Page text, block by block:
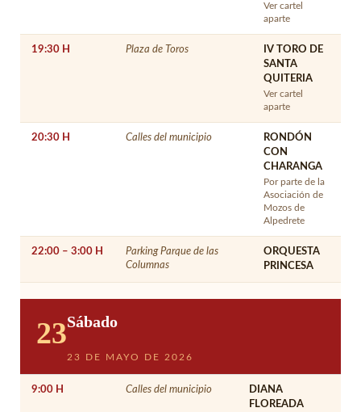
Ver cartel
aparte
19:30 H Plaza de Toros
IV TORO DE
SANTA
QUITERIA
Ver cartel
aparte
20:30 H Calles del municipio
RONDÓN
CON
CHARANGA
Por parte de la
Asociación de
Mozos de
Alpedrete
22:00 – 3:00 H
Parking Parque de las
Columnas
ORQUESTA
PRINCESA
23Sábado
23 DE MAYO DE 2026
9:00 H Calles del municipio
DIANA
FLOREADA